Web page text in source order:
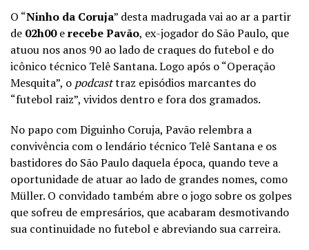
O “Ninho da Coruja” desta madrugada vai ao ar a partir
de 02h00erecebe Pavão, ex-jogador do São Paulo, que
atuou nos anos 90 ao lado de craques do futebol e do
icônico técnico Telê Santana. Logo após o “Operação
Mesquita”, o podcasttraz episódios marcantes do
“futebol raiz”, vividos dentro e fora dos gramados.
No papo com Diguinho Coruja, Pavão relembra a
convivência com o lendário técnico Telê Santana e os
bastidores do São Paulo daquela época, quando teve a
oportunidade de atuar ao lado de grandes nomes, como
Müller. O convidado também abre o jogo sobre os golpes
que sofreu de empresários, que acabaram desmotivando
sua continuidade no futebol e abreviando sua carreira.